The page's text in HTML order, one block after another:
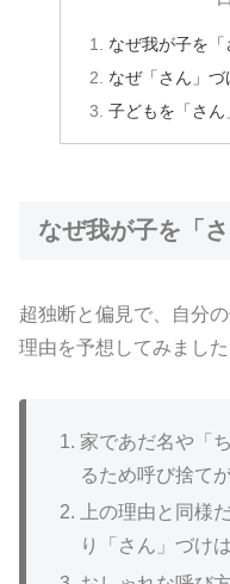
なぜ我が子を
なぜ「さん」
子どもを「さ
なぜ我が子を「
超独断と偏見で、自分
理由を予想してみました
家であだ名や「
るため呼び捨て
上の理由と同様
り「さん」づけ